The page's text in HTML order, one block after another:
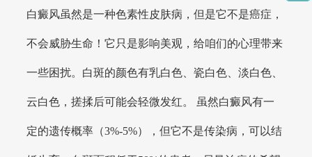
白癜风虽然是一种色素性皮肤病，但是它不是癌症，
不会威胁生命！它只是影响美观，给咱们的心理带来
一些困扰。白斑的颜色有乳白色、瓷白色、淡白色、
云白色，搓揉后可能会轻微发红。 虽然白癜风有一
定的遗传概率（3%-5%），但它不是传染病，可以结